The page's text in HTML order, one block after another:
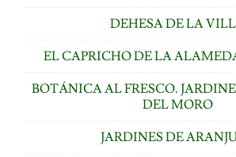
DEHESA DE LA
EL CAPRICHO DE LA
BOTÁNICA AL FRESCO.
DEL MORO
JARDINES DE